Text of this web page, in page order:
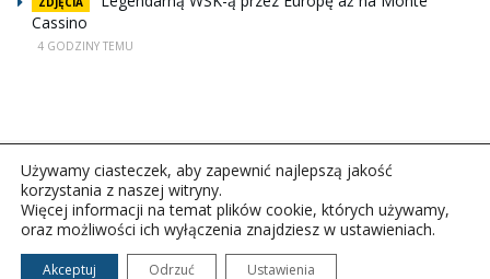
Cassino
4 GODZINY TEMU
Copyright © 2026Polskie Radio Rzeszów S.A. w likwidacj.
Wszelkie prawa zastrzeżone.
Używamy ciasteczek, aby zapewnić najlepszą jakość
korzystania z naszej witryny.
Więcej informacji na temat plików cookie, których używamy,
oraz możliwości ich wyłączenia znajdziesz w ustawieniach.
Akceptuj Odrzuć Ustawienia